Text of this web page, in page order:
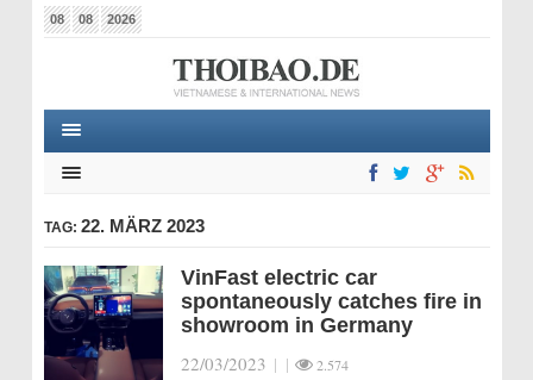
08 08 2026
TAG: 22. MÄRZ 2023
VinFast electric car
spontaneously catches fire in
showroom in Germany
22/03/2023 | | 2.574